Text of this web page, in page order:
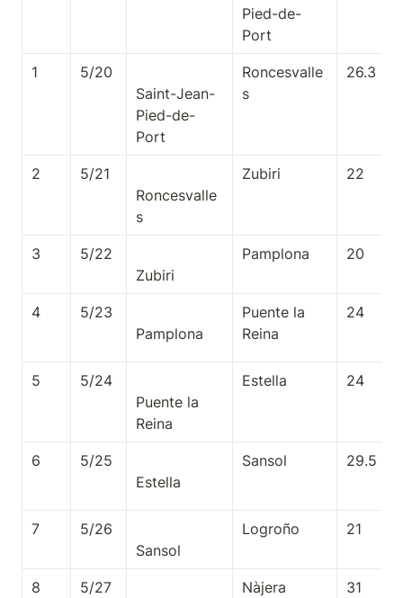
Pied-de-
Port
1
5/20
Saint-Jean-
Pied-de-
Roncesvalle
s
26.3
2
5/21
Roncesvalle
Zubiri 22
3
5/22
Pamplona 20
4
5/23
Puente la
Reina
24
5
5/24
Puente la
Estella 24
6
5/25
Sansol 29.5
7
5/26
Logroño 21
8 5/27 Nàjera 31